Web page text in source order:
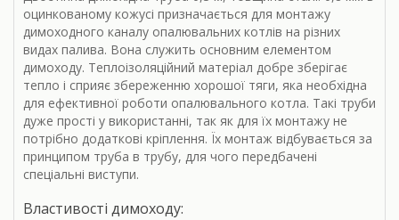
оцинкованому кожусі призначається для монтажу
димоходного каналу опалювальних котлів на різних
видах палива. Вона служить основним елементом
димоходу. Теплоізоляційний матеріал добре зберігає
тепло і сприяє збереженню хорошої тяги, яка необхідна
для ефективної роботи опалювального котла. Такі труби
дуже прості у використанні, так як для їх монтажу не
потрібно додаткові кріплення. Їх монтаж відбувається за
принципом труба в трубу, для чого передбачені
спеціальні виступи.
Властивості димоходу: